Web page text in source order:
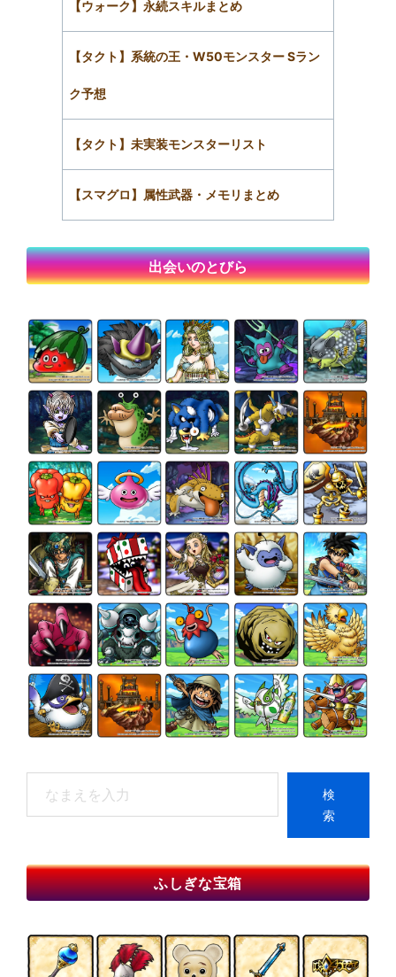
【ウォーク】永続スキルまとめ
【タクト】系統の王・W50モンスター Sラン
ク予想
【タクト】未実装モンスターリスト
【スマグロ】属性武器・メモリまとめ
出会いのとびら
検
索
ふしぎな宝箱